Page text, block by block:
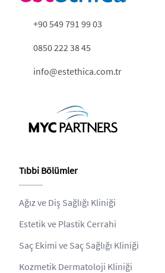
+90 549 791 99 03
0850 222 38 45
info@estethica.com.tr
Tıbbi Bölümler
Ağız ve Diş Sağlığı Kliniği
Estetik ve Plastik Cerrahi
Saç Ekimi ve Saç Sağlığı Kliniği
Kozmetik Dermatoloji Kliniği